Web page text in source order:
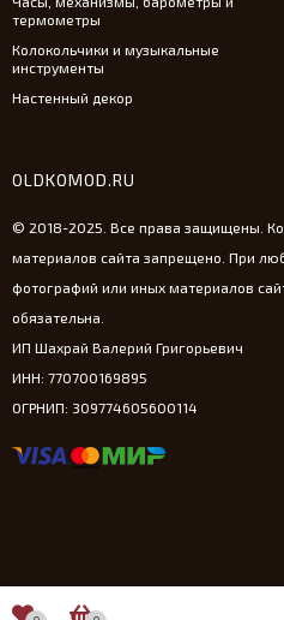
термометры
Колокольчики и музыкальные
инструменты
Настенный декор
OLDKOMOD.RU
© 2018-2025. Все права защищены.
материалов сайта запрещено. При
фотографий или иных материалов
обязательна.
ИП Шахрай Валерий Григорьевич
ИНН: 770700169895
ОГРНИП: 309774605600114